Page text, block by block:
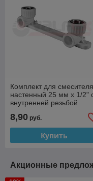
Комплект для смесителя
настенный 25 мм x 1/2"
внутренней резьбой
8,90 руб.
Купить
Акционные